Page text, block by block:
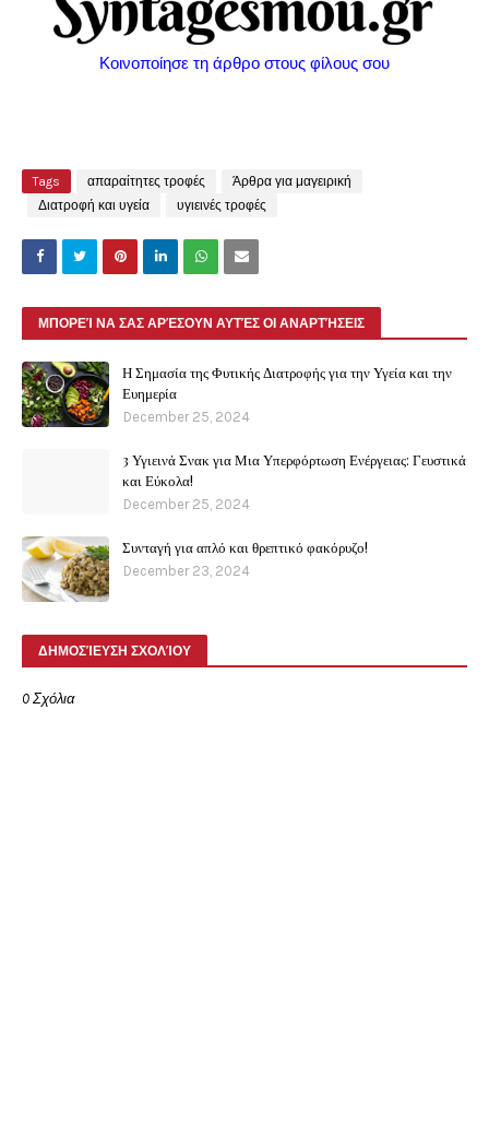
Κοινοποίησε τη άρθρο στους φίλους σου
Tags απαραίτητες τροφές
Άρθρα για μαγειρική
Διατροφή και υγεία
υγιεινές τροφές
ΜΠΟΡΕΊ ΝΑ ΣΑΣ ΑΡΈΣΟΥΝ ΑΥΤΈΣ ΟΙ ΑΝΑΡΤΉΣΕΙΣ
Η Σημασία της Φυτικής Διατροφής για την Υγεία και την
Ευημερία
December 25, 2024
3 Υγιεινά Σνακ για Μια Υπερφόρτωση Ενέργειας: Γευστικά
και Εύκολα!
December 25, 2024
Συνταγή για απλό και θρεπτικό φακόρυζο!
December 23, 2024
ΔΗΜΟΣΊΕΥΣΗ ΣΧΟΛΊΟΥ
0 Σχόλια